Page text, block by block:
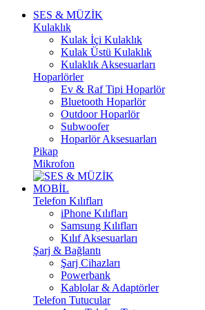
SES & MÜZİK
Kulaklık
Kulak İçi Kulaklık
Kulak Üstü Kulaklık
Kulaklık Aksesuarları
Hoparlörler
Ev & Raf Tipi Hoparlör
Bluetooth Hoparlör
Outdoor Hoparlör
Subwoofer
Hoparlör Aksesuarları
Pikap
Mikrofon
MOBİL
Telefon Kılıfları
iPhone Kılıfları
Samsung Kılıfları
Kılıf Aksesuarları
Şarj & Bağlantı
Şarj Cihazları
Powerbank
Kablolar & Adaptörler
Telefon Tutucular